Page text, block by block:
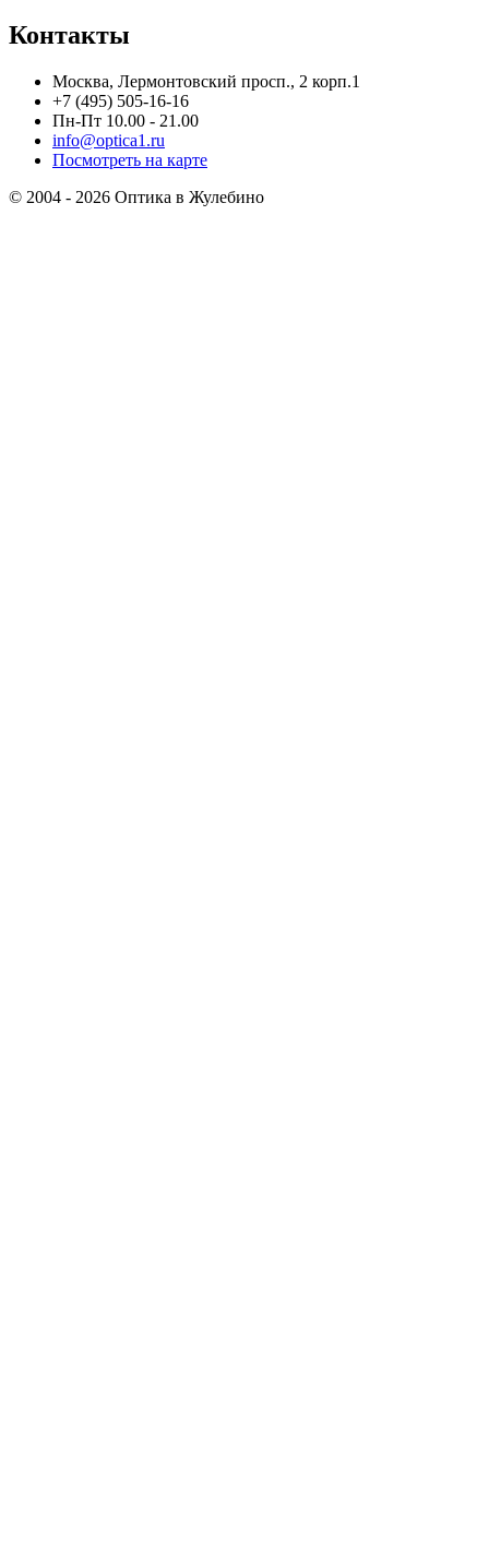
Контакты
Москва, Лермонтовский просп., 2 корп.1
+7 (495) 505-16-16
Пн-Пт 10.00 - 21.00
info@optica1.ru
Посмотреть на карте
© 2004 - 2026 Оптика в Жулебино